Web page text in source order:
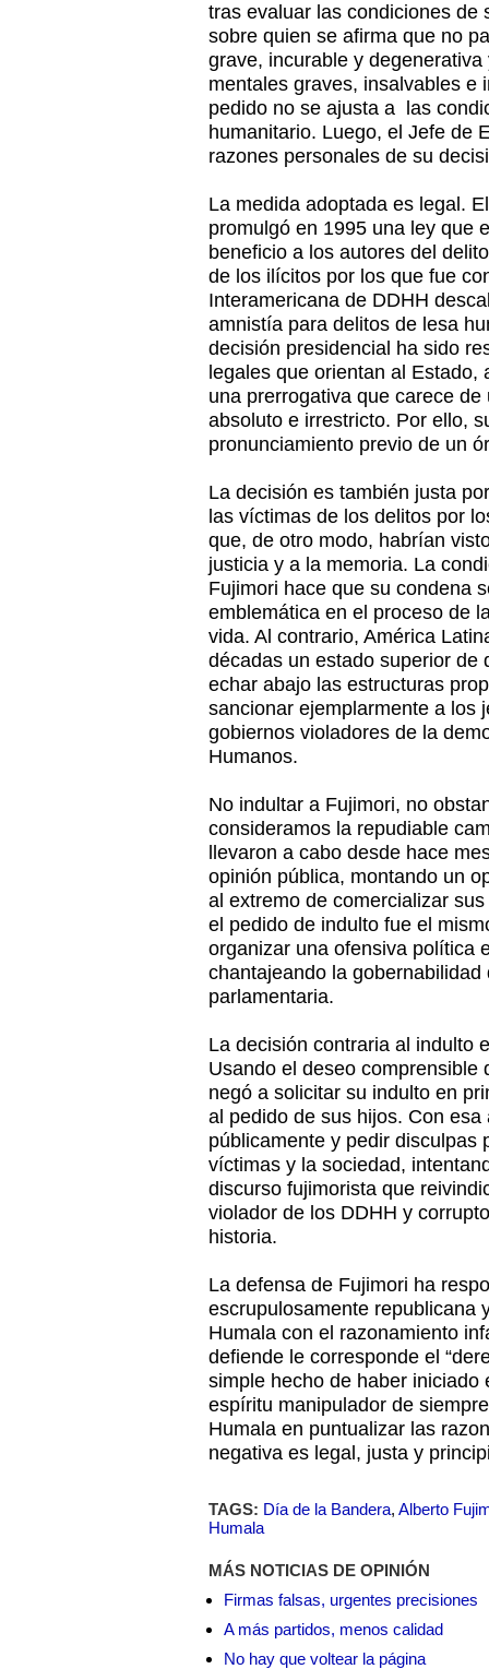
tras evaluar las condiciones de
sobre quien se afirma que no
grave, incurable y
mentales graves, insalvables e
pedido no se ajusta a las
humanitario. Luego, el Jefe de
razones personales de su
La medida adoptada es legal.
promulgó en 1995 una ley que
beneficio a los autores del
de los ilícitos por los que fue
Interamericana de DDHH
amnistía para delitos de lesa
decisión presidencial ha sido
legales que orientan al
una prerrogativa que carece
absoluto e irrestricto. Por ello,
pronunciamiento previo de un
La decisión es también justa
las víctimas de los delitos por
que, de otro modo, habrían
justicia y a la memoria. La
Fujimori hace que su condena
emblemática en el proceso de
vida. Al contrario, América
décadas un estado superior de
echar abajo las estructuras
sancionar ejemplarmente a los
gobiernos violadores de la
Humanos.
No indultar a Fujimori, no
consideramos la repudiable
llevaron a cabo desde hace
opinión pública, montando un
al extremo de comercializar
el pedido de indulto fue el
organizar una ofensiva política
chantajeando la
parlamentaria.
La decisión contraria al indulto
Usando el deseo comprensible
negó a solicitar su indulto en
al pedido de sus hijos. Con
públicamente y pedir disculpas
víctimas y la sociedad,
discurso fujimorista que
violador de los DDHH y
historia.
La defensa de Fujimori ha
escrupulosamente republicana
Humala con el razonamiento
defiende le corresponde el
simple hecho de haber
espíritu manipulador de
Humala en puntualizar las
negativa es legal, justa y
TAGS: Día de la Bandera, Alberto
Humala
MÁS NOTICIAS DE OPINIÓN
Firmas falsas, urgentes precisiones
A más partidos, menos calidad
No hay que voltear la página